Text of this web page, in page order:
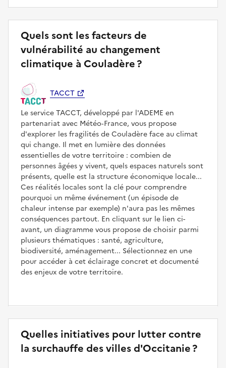
Quels sont les facteurs de
vulnérabilité au changement
climatique à Couladère ?
TACCT
Le service TACCT, développé par l'ADEME en
partenariat avec Météo‑France, vous propose
d'explorer les fragilités de Couladère face au climat
qui change. Il met en lumière des données
essentielles de votre territoire : combien de
personnes âgées y vivent, quels espaces naturels sont
présents, quelle est la structure économique locale...
Ces réalités locales sont la clé pour comprendre
pourquoi un même événement (un épisode de
chaleur intense par exemple) n'aura pas les mêmes
conséquences partout. En cliquant sur le lien ci-
avant, un diagramme vous propose de choisir parmi
plusieurs thématiques : santé, agriculture,
biodiversité, aménagement... Sélectionnez en une
pour accéder à cet éclairage concret et documenté
des enjeux de votre territoire.
Quelles initiatives pour lutter contre
la surchauffe des villes d'Occitanie ?